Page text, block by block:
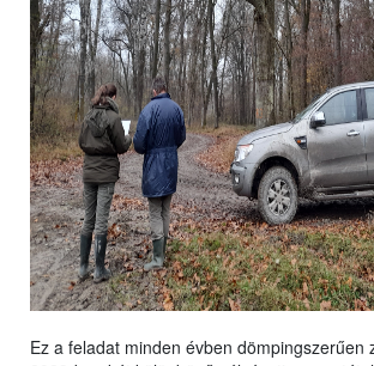
Ez a feladat minden évben dömpingszerűen